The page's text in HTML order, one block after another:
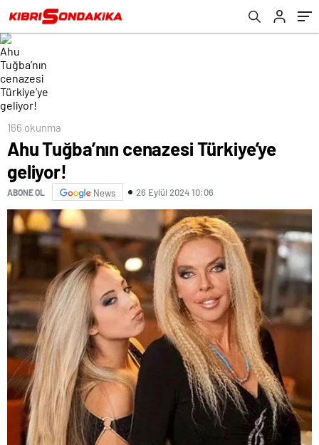
166 okunma
Ahu Tuğba’nın cenazesi Türkiye’ye
geliyor!
ABONE OL News 26 Eylül 2024 10:06